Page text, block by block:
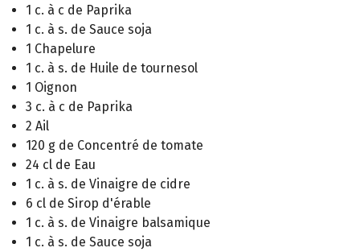
1 c. à c de Paprika
1 c. à s. de Sauce soja
1 Chapelure
1 c. à s. de Huile de tournesol
1 Oignon
3 c. à c de Paprika
2 Ail
120 g de Concentré de tomate
24 cl de Eau
1 c. à s. de Vinaigre de cidre
6 cl de Sirop d'érable
1 c. à s. de Vinaigre balsamique
1 c. à s. de Sauce soja